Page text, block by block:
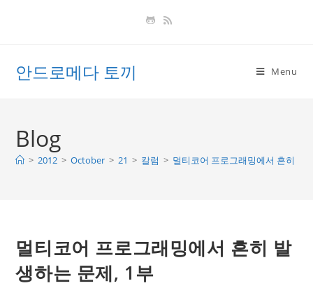
안드로메다 토끼 Menu
Blog
> 2012 > October > 21 > 칼럼 > 멀티코어 프로그래밍에서 흔히 발
멀티코어 프로그래밍에서 흔히 발
생하는 문제, 1부